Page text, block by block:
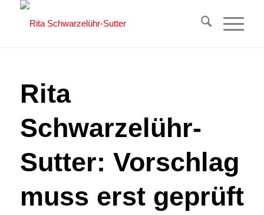
Rita
Schwarzelühr-
Sutter: Vorschlag
muss erst geprüft